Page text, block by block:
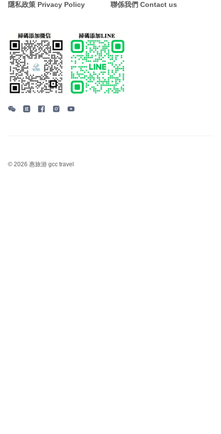
隱私政策 Privacy Policy 聯係我們 Contact us
© 2026 惠旅游 gcc travel